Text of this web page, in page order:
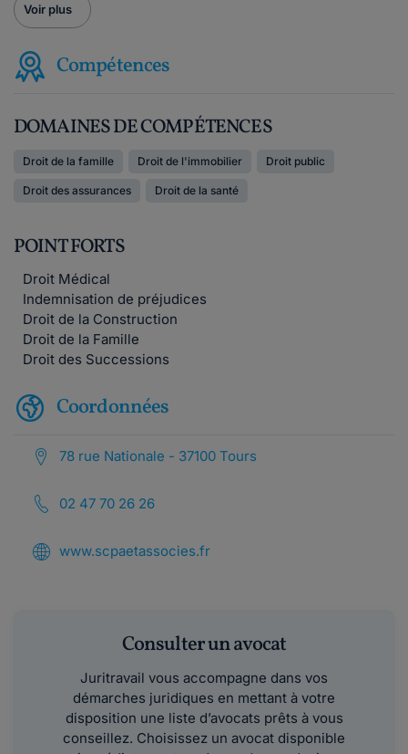
Voir plus
Compétences
DOMAINES DE COMPÉTENCES
Droit de la famille Droit de l'immobilier Droit public
Droit des assurances Droit de la santé
POINT FORTS
Droit Médical
Indemnisation de préjudices
Droit de la Construction
Droit de la Famille
Droit des Successions
Coordonnées
78 rue Nationale - 37100 Tours
02 47 70 26 26
www.scpaetassocies.fr
Consulter un avocat
Juritravail vous accompagne dans vos
démarches juridiques en mettant à votre
disposition une liste d’avocats prêts à vous
conseillez. Choisissez un avocat disponible